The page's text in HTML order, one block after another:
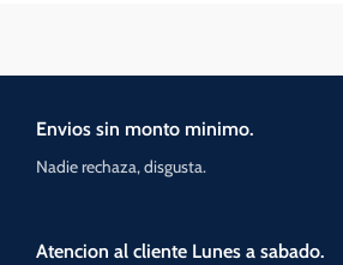
Envios sin monto minimo.
Nadie rechaza, disgusta.
Atencion al cliente Lunes a sabado.